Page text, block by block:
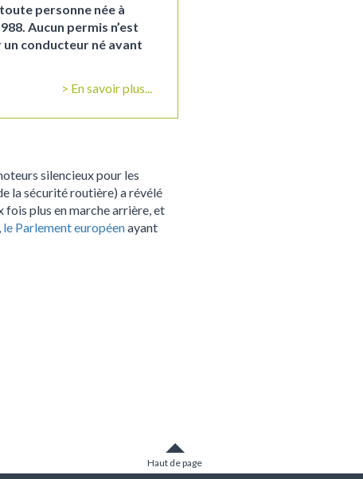
personne née à
Aucun permis n’est
un conducteur né avant
En savoir plus...
silencieux pour les
la sécurité routière) a révélé
fois plus en marche arrière, et
le Parlement européenayant
Haut de page